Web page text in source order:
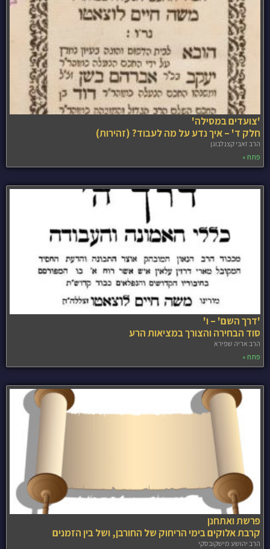
'צועדים במסילה'
חלק ד' – איך נדע על מה לעבוד? (זהירות)
הרב זאבי קצנלבוגן
פתח »
'דרך השם' – ו'
סוד הבחירה והצורך במציאות הרע
הרב אריה שפירא
פתח »
פרשת ואתחנן
קרבת אלוקים בימי הריחוק של החורבן, ושל בין הזמנים
הרב יהושע מישקובסקי